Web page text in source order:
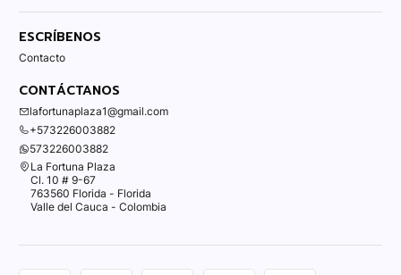
ESCRÍBENOS
Contacto
CONTÁCTANOS
lafortunaplaza1@gmail.com
+573226003882
573226003882
La Fortuna Plaza
Cl. 10 # 9-67
763560 Florida - Florida
Valle del Cauca - Colombia